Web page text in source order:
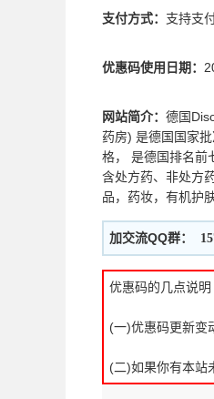
支付方式： 支持支
优惠码使用日期：
网站简介： 德国
药房) 是德国国家
格， 是德国排名前
含处方药、非处方
品，药妆，有机护
加交流QQ群：
优惠码的几点说明
(一)优惠码更新变
(二)如果你有本站